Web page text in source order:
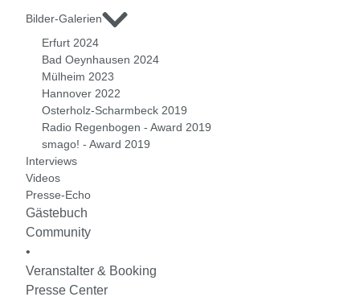
Bilder-Galerien
Erfurt 2024
Bad Oeynhausen 2024
Mülheim 2023
Hannover 2022
Osterholz-Scharmbeck 2019
Radio Regenbogen - Award 2019
smago! - Award 2019
Interviews
Videos
Presse-Echo
Gästebuch
Community
•
Veranstalter & Booking
Presse Center